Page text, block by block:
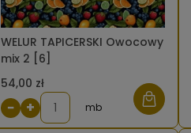
WELUR TAPICERSKI Owocowy
mix 2 [6]
54,00 zł
− + mb